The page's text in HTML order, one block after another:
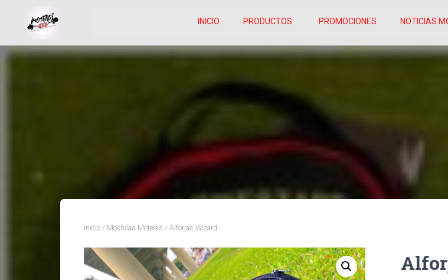
INICIO PRODUCTOS PROMOCIONES NOTICIAS
Inicio / Mochilas Moteras / Alforjas Wizard